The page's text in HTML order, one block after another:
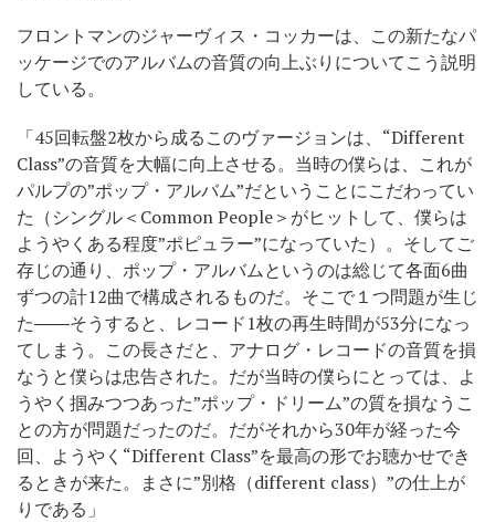
フロントマンのジャーヴィス・コッカーは、この新たなパ
ッケージでのアルバムの音質の向上ぶりについてこう説明
している。
「45回転盤2枚から成るこのヴァージョンは、“Different
Class”の音質を大幅に向上させる。当時の僕らは、これが
パルプの”ポップ・アルバム”だということにこだわってい
た（シングル＜Common People＞がヒットして、僕らは
ようやくある程度”ポピュラー”になっていた）。そしてご
存じの通り、ポップ・アルバムというのは総じて各面6曲
ずつの計12曲で構成されるものだ。そこで１つ問題が生じ
た――そうすると、レコード1枚の再生時間が53分になっ
てしまう。この長さだと、アナログ・レコードの音質を損
なうと僕らは忠告された。だが当時の僕らにとっては、よ
うやく掴みつつあった”ポップ・ドリーム”の質を損なうこ
との方が問題だったのだ。だがそれから30年が経った今
回、ようやく“Different Class”を最高の形でお聴かせでき
るときが来た。まさに”別格（different class）”の仕上が
りである」